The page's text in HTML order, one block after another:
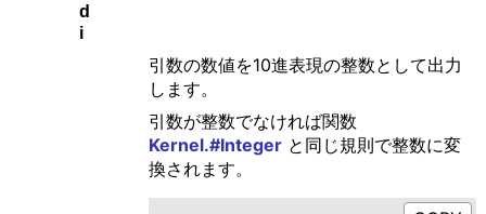
d
i
引数の数値を10進表現の整数として出力
します。
引数が整数でなければ関数
Kernel.#Integerと同じ規則で整数に変
換されます。